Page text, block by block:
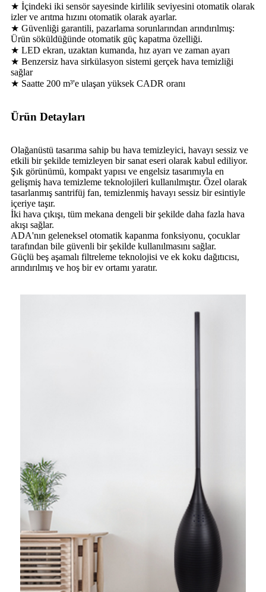
★ İçindeki iki sensör sayesinde kirlilik seviyesini otomatik olarak
izler ve arıtma hızını otomatik olarak ayarlar.
★ Güvenliği garantili, pazarlama sorunlarından arındırılmış:
Ürün söküldüğünde otomatik güç kapatma özelliği.
★ LED ekran, uzaktan kumanda, hız ayarı ve zaman ayarı
★ Benzersiz hava sirkülasyon sistemi gerçek hava temizliği
sağlar
★ Saatte 200 m³'e ulaşan yüksek CADR oranı
Ürün Detayları
Olağanüstü tasarıma sahip bu hava temizleyici, havayı sessiz ve
etkili bir şekilde temizleyen bir sanat eseri olarak kabul ediliyor.
Şık görünümü, kompakt yapısı ve engelsiz tasarımıyla en
gelişmiş hava temizleme teknolojileri kullanılmıştır. Özel olarak
tasarlanmış santrifüj fan, temizlenmiş havayı sessiz bir esintiyle
içeriye taşır.
İki hava çıkışı, tüm mekana dengeli bir şekilde daha fazla hava
akışı sağlar.
ADA'nın geleneksel otomatik kapanma fonksiyonu, çocuklar
tarafından bile güvenli bir şekilde kullanılmasını sağlar.
Güçlü beş aşamalı filtreleme teknolojisi ve ek koku dağıtıcısı,
arındırılmış ve hoş bir ev ortamı yaratır.